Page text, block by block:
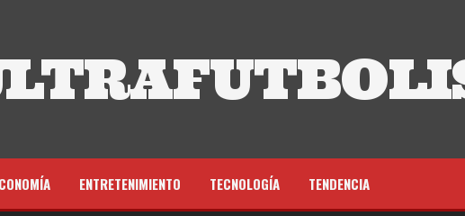
ENTRETENIMIENTO TECNOLOGÍA TENDENCIA